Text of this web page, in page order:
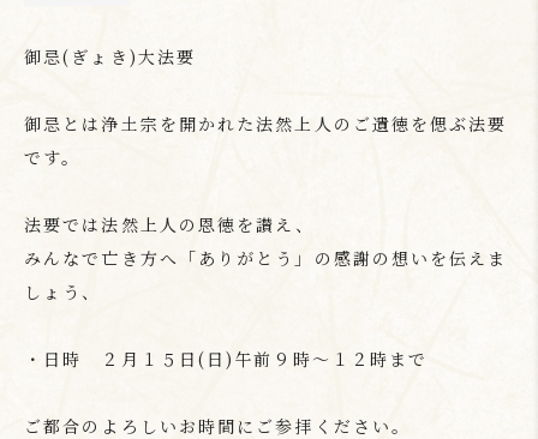
御忌(ぎょき)大法要
御忌とは浄土宗を開かれた法然上人のご遺徳を偲ぶ法要
です。
法要では法然上人の恩徳を讃え、
みんなで亡き方へ「ありがとう」の感謝の想いを伝えま
しょう、
・日時 ２月１５日(日)午前９時～１２時まで
ご都合のよろしいお時間にご参拝ください。